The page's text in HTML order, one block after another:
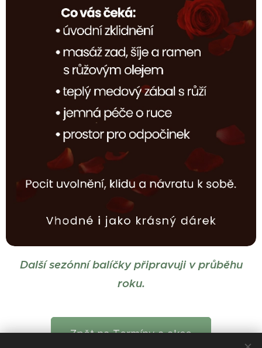
Další sezónní balíčky připravuji v průběhu
roku.
Zpět na Termíny a akce